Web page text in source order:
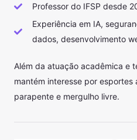
Professor do IFSP desde
Experiência em IA,
dados, desenvolvimento
Além da atuação acadêmica e
mantém interesse por esportes
parapente e mergulho livre.